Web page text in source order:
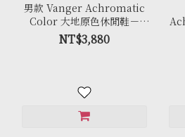
男款 Vanger Achromatic
Color 大地原色休閒鞋－
Ca001卵石白色(牛皮拼接反毛
皮)
NT$3,880